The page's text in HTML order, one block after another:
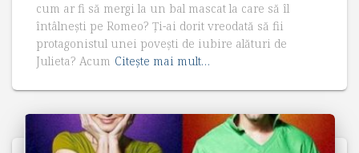
cum ar fi să mergi la un bal mascat la care să îl
întâlnești pe Romeo? Ți-ai dorit vreodată să fii
protagonistul unei povești de iubire alături de
Julieta? Acum Citește mai mult…